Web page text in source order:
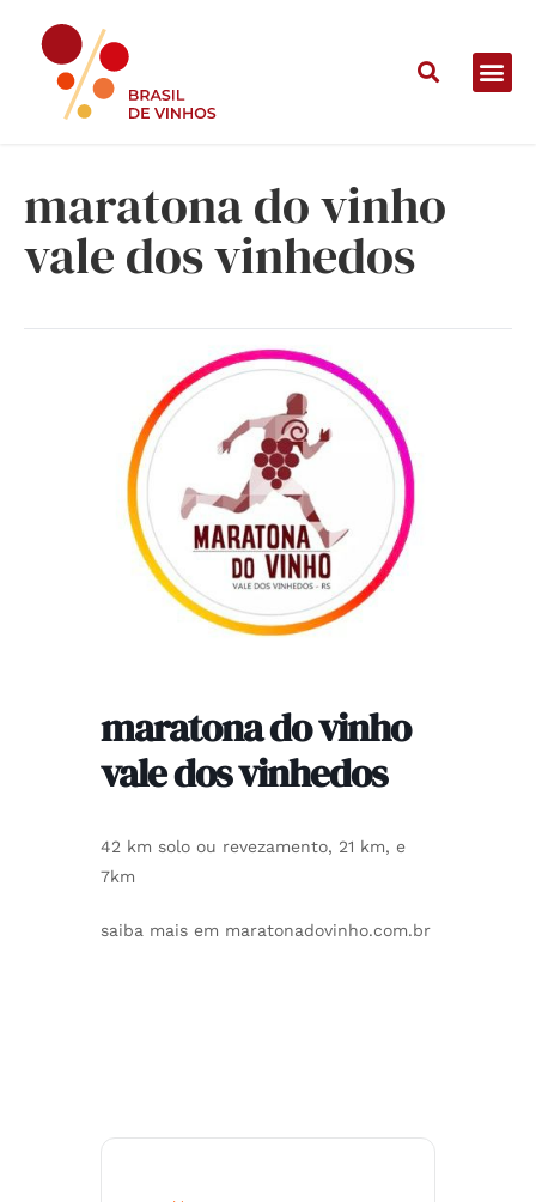
maratona do vinho
vale dos vinhedos
maratona do vinho
vale dos vinhedos
42 km solo ou revezamento, 21 km, e
7km
saiba mais em maratonadovinho.com.br